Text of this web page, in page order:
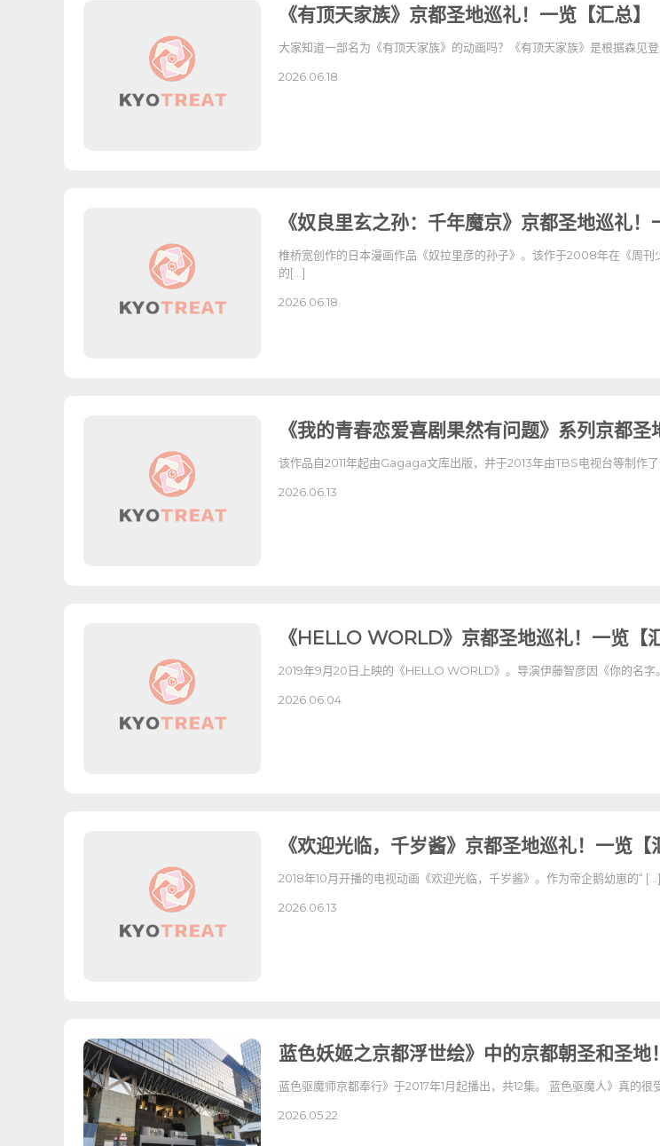
《有顶天家族》京都圣地巡礼！一览【汇总】
大家知道一部名为《有顶天家族》的动画吗？《有顶天家族》是根据森见
2026.06.18
《奴良里玄之孙：千年魔京》京都圣地巡礼！
椎桥宽创作的日本漫画作品《奴拉里彦的孙子》。该作于2008年在《周
的[…]
2026.06.18
《我的青春恋爱喜剧果然有问题》系列京都圣
该作品自2011年起由Gagaga文库出版，并于2013年由TBS电视台等制作了
2026.06.13
《HELLO WORLD》京都圣地巡礼！一览【
2019年9月20日上映的《HELLO WORLD》。导演伊藤智彦因《你的名字
2026.06.04
《欢迎光临，千岁酱》京都圣地巡礼！一览【
2018年10月开播的电视动画《欢迎光临，千岁酱》。作为帝企鹅幼崽的“ […]
2026.06.13
蓝色妖姬之京都浮世绘》中的京都朝圣和圣地
蓝色驱魔师京都奉行》于2017年1月起播出，共12集。 蓝色驱魔人》真的很
2026.05.22